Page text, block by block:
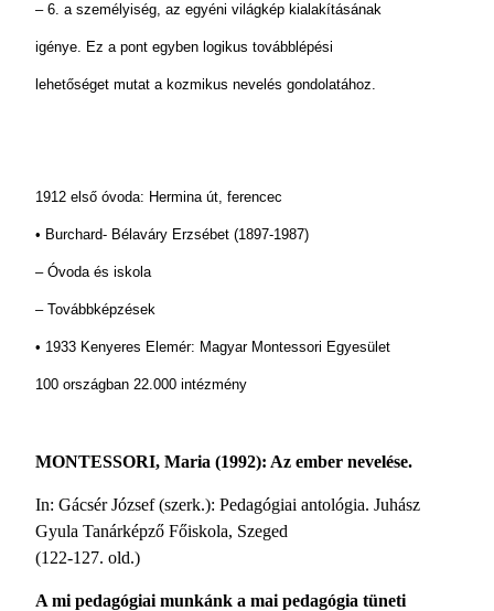
– 6. a személyiség, az egyéni világkép kialakításának
igénye. Ez a pont egyben logikus továbblépési
lehetőséget mutat a kozmikus nevelés gondolatához.
1912 első óvoda: Hermina út, ferencec
• Burchard- Bélaváry Erzsébet (1897-1987)
– Óvoda és iskola
– Továbbképzések
• 1933 Kenyeres Elemér: Magyar Montessori Egyesület
100 országban 22.000 intézmény
MONTESSORI, Maria (1992): Az ember nevelése.
In: Gácsér József (szerk.): Pedagógiai antológia. Juhász
Gyula Tanárképző Főiskola, Szeged
(122-127. old.)
A mi pedagógiai munkánk a mai pedagógia tüneti